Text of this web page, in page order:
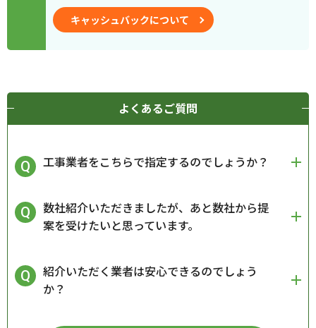
キャッシュバックについて
よくあるご質問
工事業者をこちらで指定するのでしょうか？
数社紹介いただきましたが、あと数社から提
案を受けたいと思っています。
紹介いただく業者は安心できるのでしょう
か？